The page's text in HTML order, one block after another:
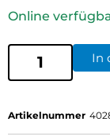
Online
In
Artikelnummer